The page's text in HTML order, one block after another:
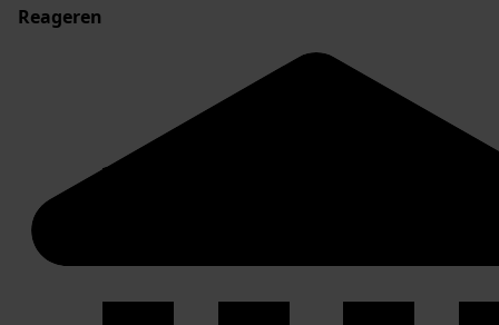
Reageren